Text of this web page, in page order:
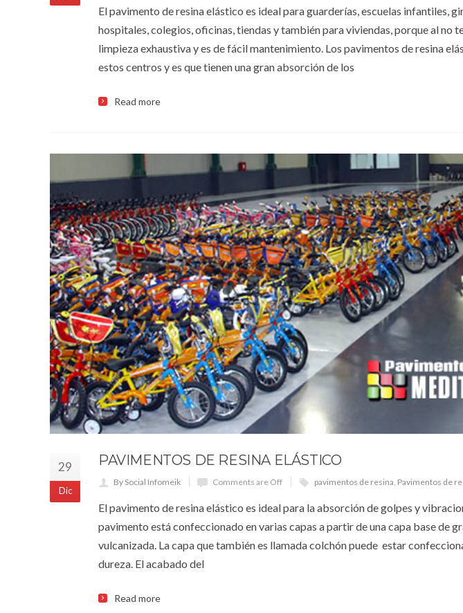
El pavimento de resina elástico es ideal para guarderías, escuelas infantiles,
hospitales, colegios, oficinas, tiendas y también para viviendas, porque al no
limpieza exhaustiva y es de fácil mantenimiento. Los pavimentos de resina
estos centros y es que tienen una gran absorción de los
Read more
29
Dic
PAVIMENTOS DE RESINA ELÁSTICO
By Social Infomeik Comments are Off pavimentos de resina, Pavimentos de
El pavimento de resina elástico es ideal para la absorción de golpes y
pavimento está confeccionado en varias capas a partir de una capa base de
vulcanizada. La capa que también es llamada colchón puede estar
dureza. El acabado del
Read more